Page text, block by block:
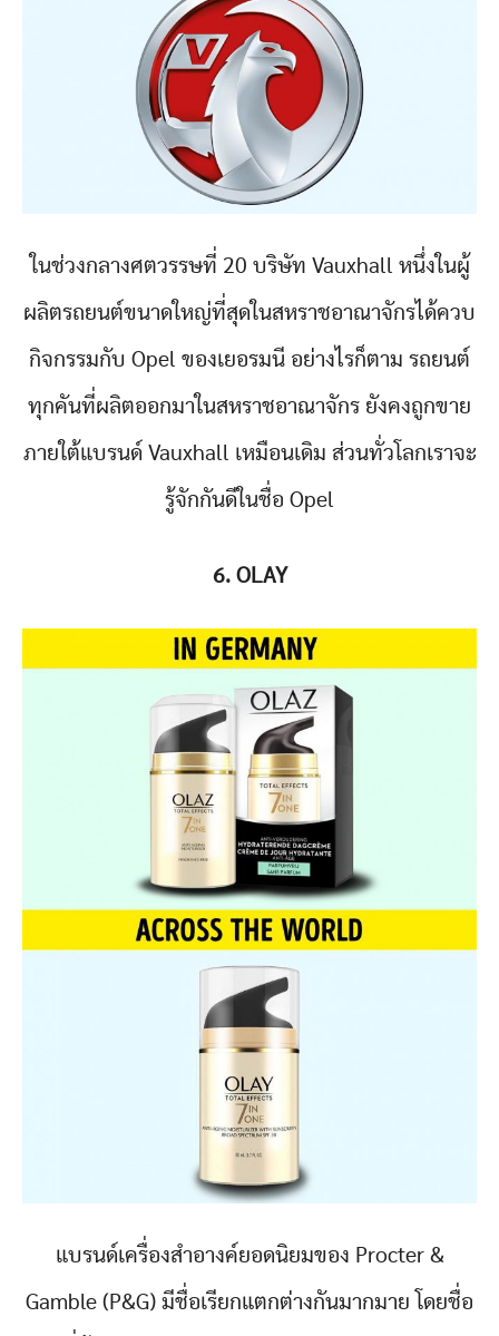
ในช่วงกลางศตวรรษที่ 20 บริษัท Vauxhall หนึ่งในผู้
ผลิตรถยนต์ขนาดใหญ่ที่สุดในสหราชอาณาจักรได้ควบ
กิจกรรมกับ Opel ของเยอรมนี อย่างไรก็ตาม รถยนต์
ทุกคันที่ผลิตออกมาในสหราชอาณาจักร ยังคงถูกขาย
ภายใต้แบรนด์ Vauxhall เหมือนเดิม ส่วนทั่วโลกเราจะ
รู้จักกันดีในชื่อ Opel
6. OLAY
แบรนด์เครื่องสำอางค์ยอดนิยมของ Procter &
Gamble (P&G) มีชื่อเรียกแตกต่างกันมากมาย โดยชื่อ